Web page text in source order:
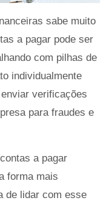
sabe muito
a pagar pode ser
com pilhas de
individualmente
verificações
para fraudes e
a pagar
forma mais
de lidar com esse